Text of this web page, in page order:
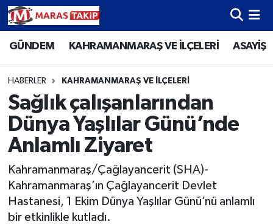
GÜNDEM KAHRAMANMARAŞ VE İLÇELERİ ASAYİŞ
HABERLER KAHRAMANMARAŞ VE İLÇELERİ
Sağlık çalışanlarından
Dünya Yaşlılar Günü’nde
Anlamlı Ziyaret
Kahramanmaraş/Çağlayancerit (SHA)-
Kahramanmaraş’ın Çağlayancerit Devlet
Hastanesi, 1 Ekim Dünya Yaşlılar Günü’nü anlamlı
bir etkinlikle kutladı.
Kahramanmaraş Nöbetçi Eczaneler
Kahramanmaraş Hava Durumu
Kahramanmaraş Namaz Vakitleri
Kahramanmaraş Trafik Yoğunluk Haritası
Süper Lig Puan Durumu ve Fikstür
Tüm Manşetler